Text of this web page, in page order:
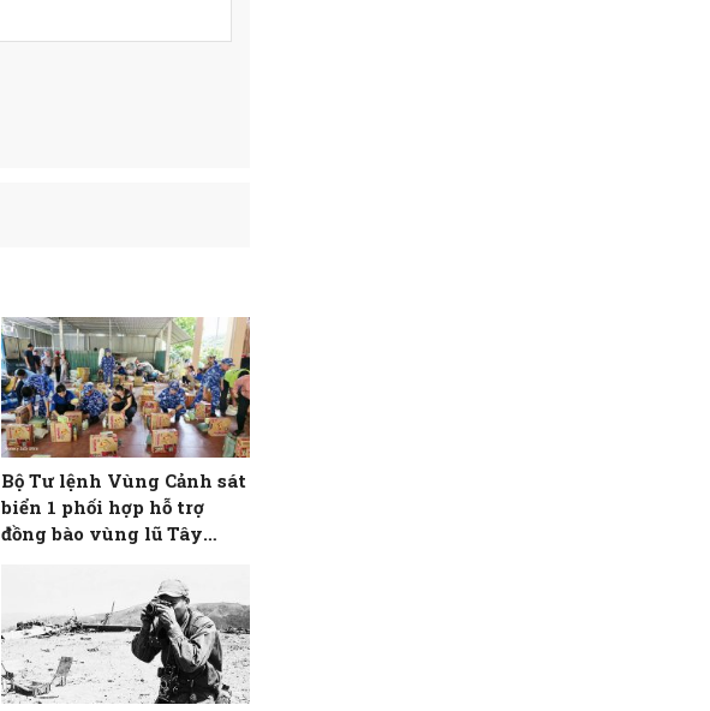
Bộ Tư lệnh Vùng Cảnh sát
biển 1 phối hợp hỗ trợ
đồng bào vùng lũ Tây